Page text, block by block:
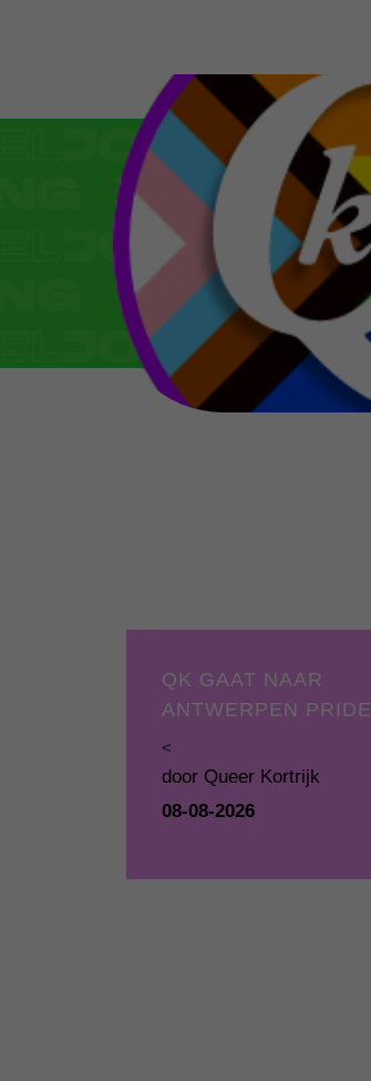
QK GAAT NAAR
ANTWERPEN PRIDE
<
door Queer Kortrijk
08-08-2026